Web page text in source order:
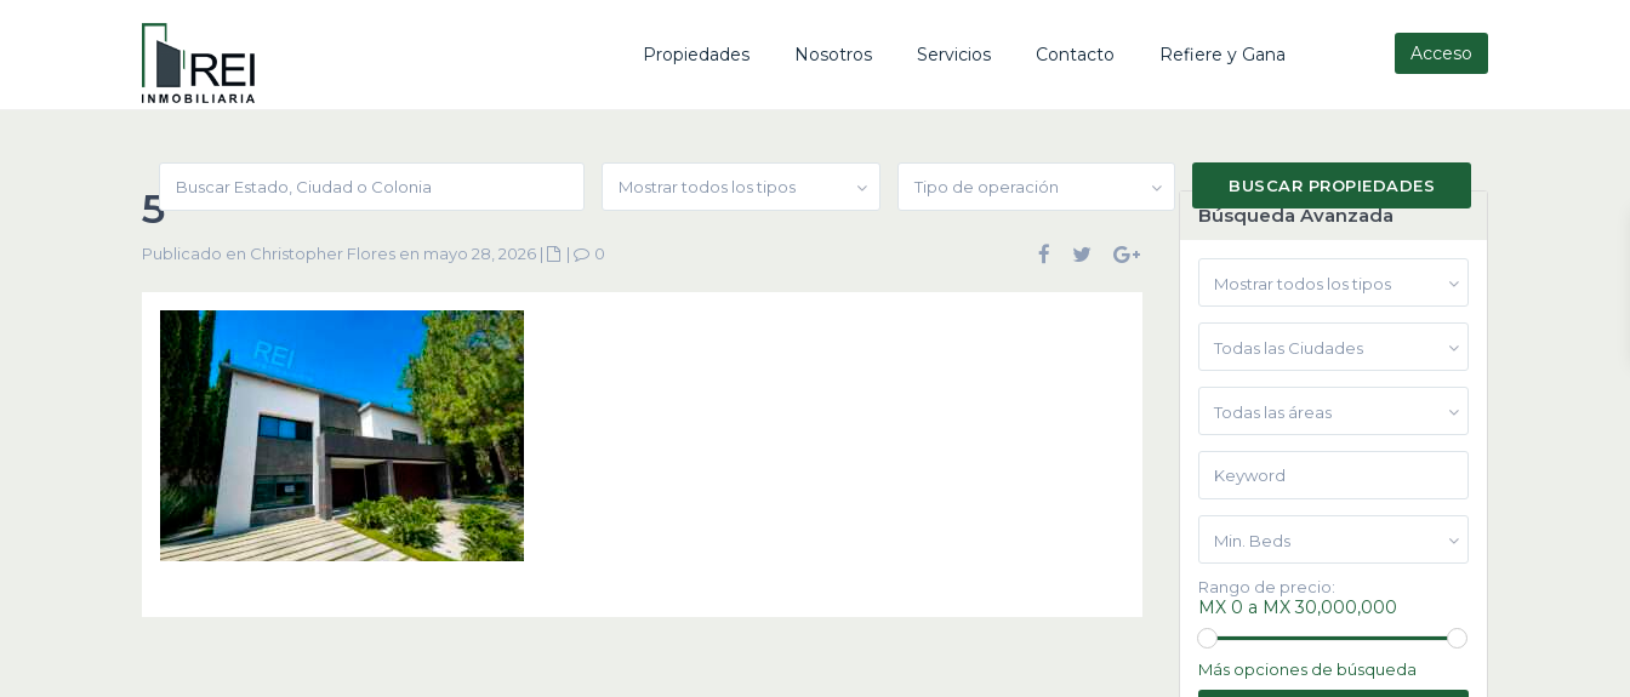
Acceso
Propiedades Nosotros Servicios Contacto Refiere y Gana
Mostrar todos los tipos Tipo de operación
5
Publicado en Christopher Flores en mayo 28, 2026 | | 0
Búsqueda Avanzada
Mostrar todos los tipos
Todas las Ciudades
Todas las áreas
Min. Beds
Rango de precio:
MX 0 a MX 30,000,000
Más opciones de búsqueda